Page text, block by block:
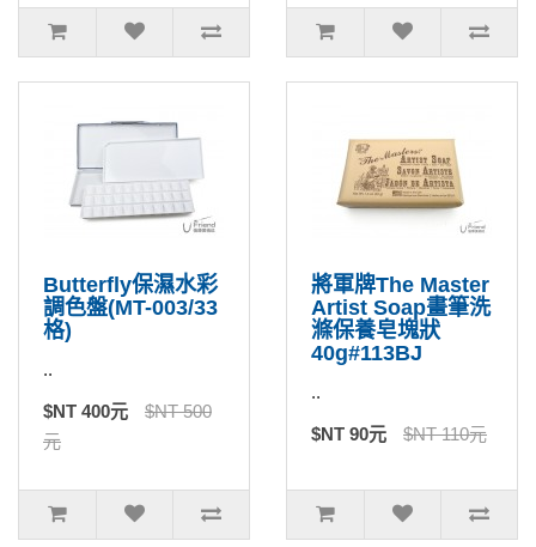
Butterfly保濕水彩
調色盤(MT-003/33
格)
..
$NT 400元
$NT 500
元
將軍牌The Master
Artist Soap畫筆洗
滌保養皂塊狀
40g#113BJ
..
$NT 90元 $NT 110元